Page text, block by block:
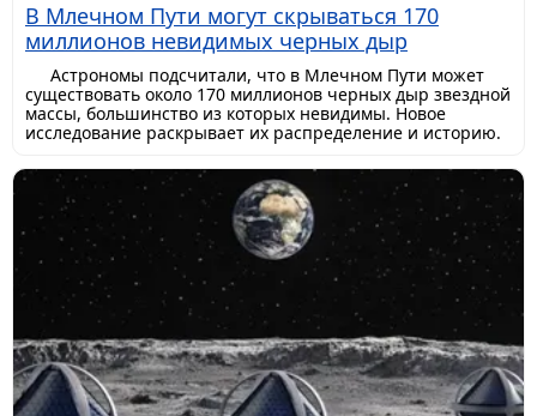
В Млечном Пути могут скрываться 170
миллионов невидимых черных дыр
Астрономы подсчитали, что в Млечном Пути может
существовать около 170 миллионов черных дыр звездной
массы, большинство из которых невидимы. Новое
исследование раскрывает их распределение и историю.